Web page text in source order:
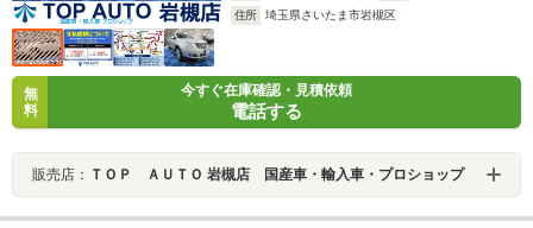
住所
埼玉県さいたま市岩槻区
無
料
今すぐ在庫確認・見積依頼
電話する
販売店： ＴＯＰ ＡＵＴＯ 岩槻店 国産車・輸入車・プロショップ